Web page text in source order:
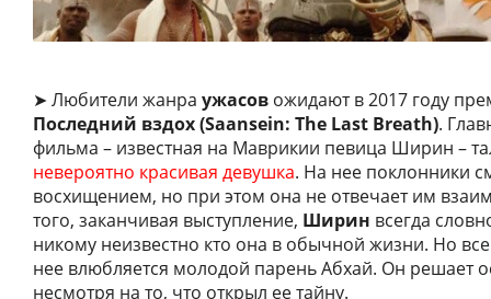
➤ Любители жанра ужасов ожидают в 2017 году
Последний вздох (Saansein: The Last Breath).
фильма – известная на Маврикии певица Ширин –
невероятно красивая девушка. На нее поклонники
восхищением, но при этом она не отвечает им
того, заканчивая выступление, Ширин всегда
никому неизвестно кто она в обычной жизни. Но все
нее влюбляется молодой парень Абхай. Он решает
несмотря на то, что открыл ее тайну.